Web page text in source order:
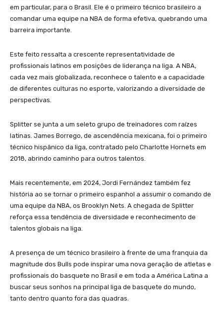
em particular, para o Brasil. Ele é o primeiro técnico brasileiro a
comandar uma equipe na NBA de forma efetiva, quebrando uma
barreira importante.
Este feito ressalta a crescente representatividade de
profissionais latinos em posições de liderança na liga. A NBA,
cada vez mais globalizada, reconhece o talento e a capacidade
de diferentes culturas no esporte, valorizando a diversidade de
perspectivas.
Splitter se junta a um seleto grupo de treinadores com raízes
latinas. James Borrego, de ascendência mexicana, foi o primeiro
técnico hispânico da liga, contratado pelo Charlotte Hornets em
2018, abrindo caminho para outros talentos.
Mais recentemente, em 2024, Jordi Fernández também fez
história ao se tornar o primeiro espanhol a assumir o comando de
uma equipe da NBA, os Brooklyn Nets. A chegada de Splitter
reforça essa tendência de diversidade e reconhecimento de
talentos globais na liga.
A presença de um técnico brasileiro à frente de uma franquia da
magnitude dos Bulls pode inspirar uma nova geração de atletas e
profissionais do basquete no Brasil e em toda a América Latina a
buscar seus sonhos na principal liga de basquete do mundo,
tanto dentro quanto fora das quadras.